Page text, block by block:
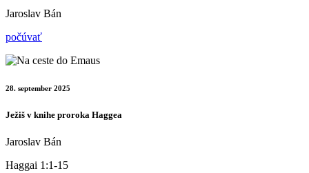
Jaroslav Bán
počúvať
28. september 2025
Ježiš v knihe proroka Haggea
Jaroslav Bán
Haggai 1:1-15